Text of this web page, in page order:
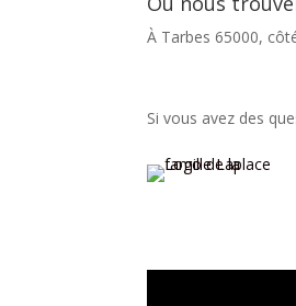
À Tarbes 65000,
Si vous avez des